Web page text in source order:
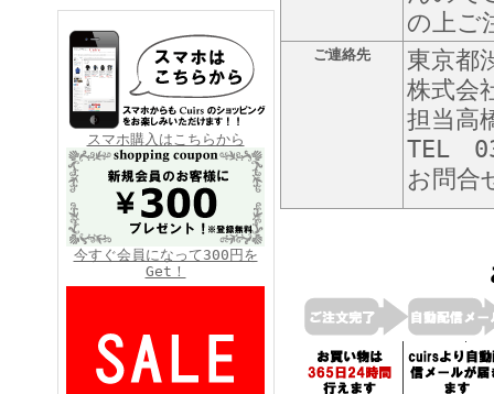
FINEBOYS2025年5月号
FINEBOYS2025年4月号
スマホ購入はこちらから
今すぐ会員になって300円を
Get！
の上ご
ご連絡先
東京都
株式会
担当高
TEL
お問合